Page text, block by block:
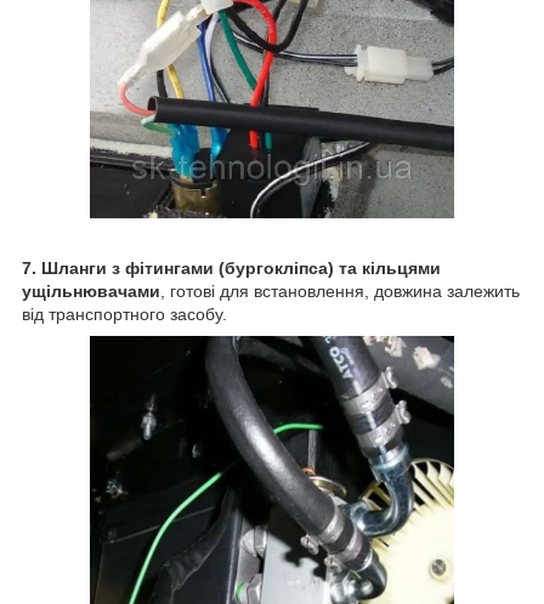
7. Шланги з фітингами (бургокліпса) та кільцями
ущільнювачами , готові для встановлення, довжина залежить
від транспортного засобу.